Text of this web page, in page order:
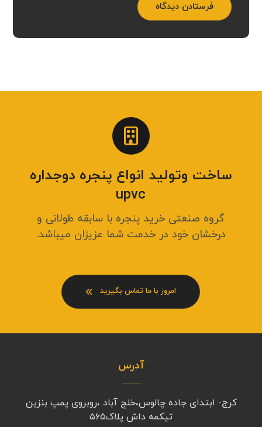
فرستادن دیدگاه
ساخت وتولید انواع پنجره دوجداره
upvc
گروه صنعتی خرید پنجره با سابقه طولانی و
درخشان خود در خدمت شما عزیزان میباشد.
امروز با ما تماس بگیرید
آدرس
کرج- ابتدای جاده چالوس،خلج آباد ،روبروی پمپ بنزین
تیکمه داش پلاک۵۶۵